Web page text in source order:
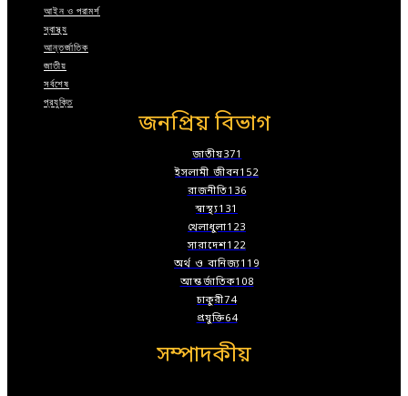
আইন ও পরামর্শ
স্বাস্থ্য
আন্তর্জাতিক
জাতীয়
সর্বশেষ
প্রযুক্তি
জনপ্রিয় বিভাগ
জাতীয়371
ইসলামী জীবন152
রাজনীতি136
স্বাস্থ্য131
খেলাধুলা123
সারাদেশ122
অর্থ ও বানিজ্য119
আন্তর্জাতিক108
চাকুরী74
প্রযুক্তি64
সম্পাদকীয়